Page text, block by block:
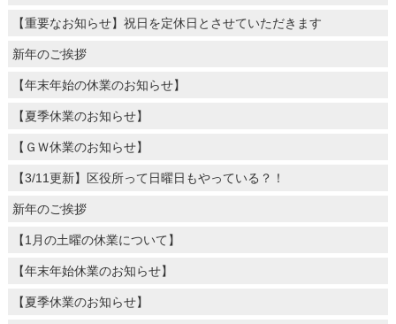
【重要なお知らせ】祝日を定休日とさせていただきます
新年のご挨拶
【年末年始の休業のお知らせ】
【夏季休業のお知らせ】
【ＧＷ休業のお知らせ】
【3/11更新】区役所って日曜日もやっている？！
新年のご挨拶
【1月の土曜の休業について】
【年末年始休業のお知らせ】
【夏季休業のお知らせ】